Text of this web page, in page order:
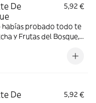
De
5,92 €
habías probado todo te
y Frutas del Bosque,
De
5,92 €